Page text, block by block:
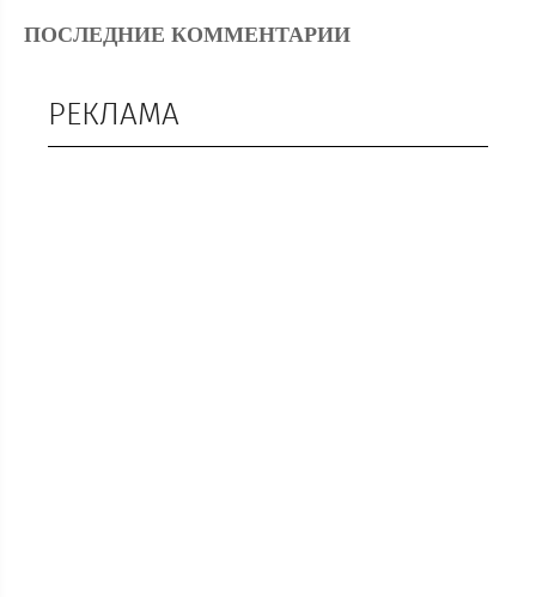
ПОСЛЕДНИЕ КОММЕНТАРИИ
РЕКЛАМА